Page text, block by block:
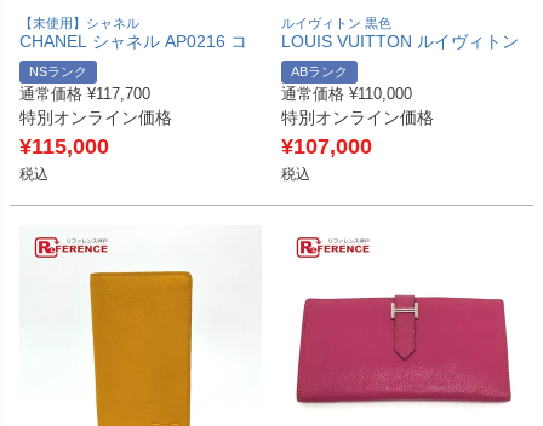
【未使用】シャネル
CHANEL シャネル AP0216 コ
コマーク マトラッセ クラシッ
ク ジップ 財布 ウォレット コイ
ンケース キャビアスキン レデ
ィース グレー 未使用 【中古】
NSランク
通常価格 ¥117,700
特別オンライン価格
¥115,000
税込
ルイヴィトン 黒色
LOUIS VUITTON ルイヴィトン
M67721 エピ Supreme シュプ
リーム コラボ ポルトフォイユ
ブラザ 2つ折り ロングウォレッ
ト 長財布 エピレザー レディー
ス ノワール ブラック 【中古】
ABランク
通常価格 ¥110,000
特別オンライン価格
¥107,000
税込